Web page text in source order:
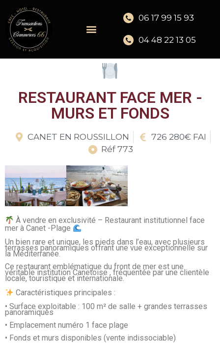
06 17 99 15 93
04 48 22 13 05
RESTAURANT FACE MER -
MURS ET FONDS
CANET EN ROUSSILLON
726 280€ FAI
Réf 773
À vendre en exclusivité – Restaurant institutionnel face
mer à Canet -Plage
Un bien rare et unique, les pieds dans l’eau, avec plusieurs
terrasses panoramiques offrant une vue exceptionnelle sur
la Méditerranée.
Ce restaurant emblématique du front de mer est une
véritable institution Canetoise , fréquentée par une clientèle
locale, touristique et internationale.
Caractéristiques principales :
• Surface exploitable : 100 m² de salle + grandes terrasses
panoramiques
• Emplacement numéro 1 face plage
• Fonds et murs disponibles (vente indissociable)